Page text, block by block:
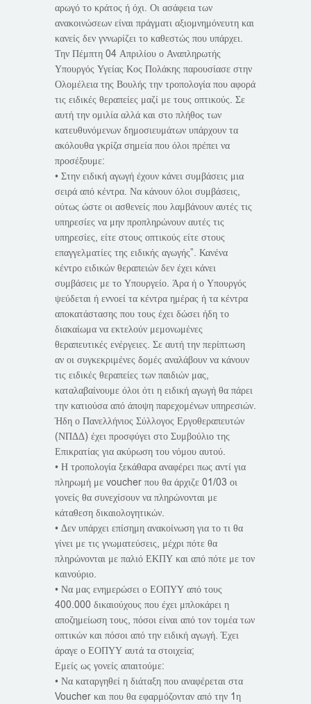
αρωγό το κράτος ή όχι. Οι ασάφεια των
ανακοινώσεων είναι πράγματι αξιομνημόνευτη και
κανείς δεν γννωρίζει το καθεστώς που υπάρχει.
Την Πέμπτη 04 Απριλίου ο Αναπληρωτής
Υπουργός Υγείας Κος Πολάκης παρουσίασε στην
Ολομέλεια της Βουλής την τροπολογία που αφορά
τις ειδικές θεραπείες μαζί με τους οπτικούς. Σε
αυτή την ομιλία αλλά και στο πλήθος των
κατευθυνόμενων δημοσιευμάτων υπάρχουν τα
ακόλουθα γκρίζα σημεία που όλοι πρέπει να
προσέξουμε:
• Στην ειδική αγωγή έχουν κάνει συμβάσεις μια
σειρά από κέντρα. Να κάνουν όλοι συμβάσεις,
ούτως ώστε οι ασθενείς που λαμβάνουν αυτές τις
υπηρεσίες να μην προπληρώνουν αυτές τις
υπηρεσίες, είτε στους οπτικούς είτε στους
επαγγελματίες της ειδικής αγωγής”. Κανένα
κέντρο ειδικών θεραπειών δεν έχει κάνει
συμβάσεις με το Υπουργείο. Άρα ή ο Υπουργός
ψεύδεται ή εννοεί τα κέντρα ημέρας ή τα κέντρα
αποκατάστασης που τους έχει δώσει ήδη το
διακαίωμα να εκτελούν μεμονωμένες
θεραπευτικές ενέργειες. Σε αυτή την περίπτωση
αν οι συγκεκριμένες δομές αναλάβουν να κάνουν
τις ειδικές θεραπείες των παιδιών μας,
καταλαβαίνουμε όλοι ότι η ειδική αγωγή θα πάρει
την κατιούσα από άποψη παρεχομένων υπηρεσιών.
Ήδη ο Πανελλήνιος Σύλλογος Εργοθεραπευτών
(ΝΠΔΔ) έχει προσφύγει στο Συμβούλιο της
Επικρατίας για ακύρωση του νόμου αυτού.
• Η τροπολογία ξεκάθαρα αναφέρει πως αντί για
πληρωμή με voucher που θα άρχιζε 01/03 οι
γονείς θα συνεχίσουν να πληρώνονται με
κάταθεση δικαιολογητικών.
• Δεν υπάρχει επίσημη ανακοίνωση για το τι θα
γίνει με τις γνωματεύσεις, μέχρι πότε θα
πληρώνονται με παλιό ΕΚΠΥ και από πότε με τον
καινούριο.
• Να μας ενημερώσει ο ΕΟΠΥΥ από τους
400.000 δικαιούχους που έχει μπλοκάρει η
αποζημείωση τους, πόσοι είναι από τον τομέα των
οπτικών και πόσοι από την ειδική αγωγή. Έχει
άραγε ο ΕΟΠΥΥ αυτά τα στοιχεία;
Εμείς ως γονείς απαιτούμε:
• Να καταργηθεί η διάταξη που αναφέρεται στα
Voucher και που θα εφαρμόζονταν από την 1η